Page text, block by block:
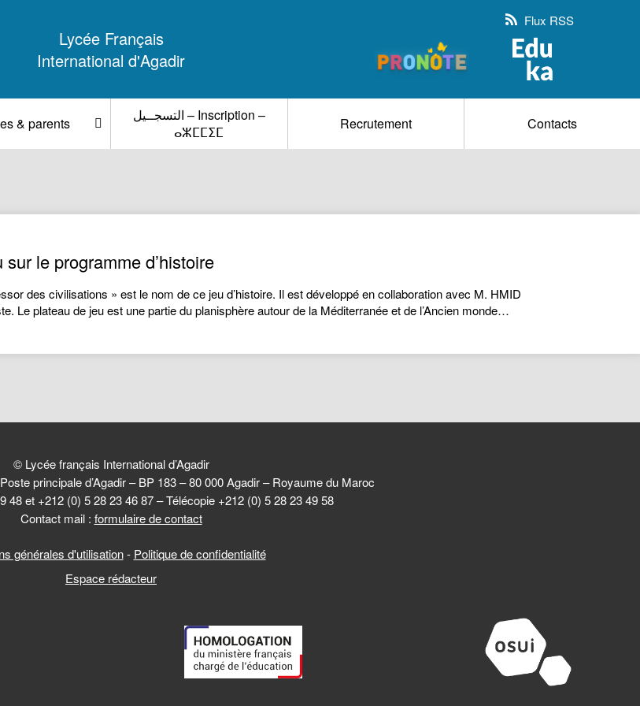
Lycée Français
International d'Agadir
Flux RSS
& parents
التسجــيل – Inscription –
ⴰⵣⵎⵎⵉⵎ
Recrutement Contacts
le programme d’histoire
des civilisations » est le nom de ce jeu d’histoire. Il est développé en collaboration avec M. HMID
Le plateau de jeu est une partie du planisphère autour de la Méditerranée et de l’Ancien monde…
© Lycée français International d’Agadir
principale d’Agadir – BP 183 – 80 000 Agadir – Royaume du Maroc
48 et +212 (0) 5 28 23 46 87 – Télécopie +212 (0) 5 28 23 49 58
Contact mail : formulaire de contact
générales d'utilisation- Politique de confidentialité
Espace rédacteur